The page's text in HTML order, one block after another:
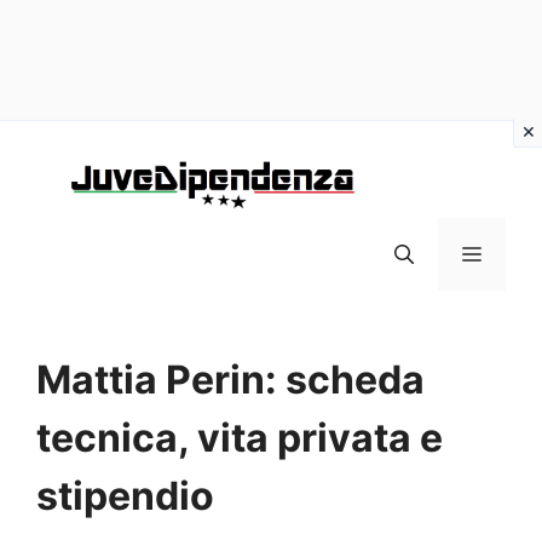
MENU
Mattia Perin: scheda
tecnica, vita privata e
stipendio